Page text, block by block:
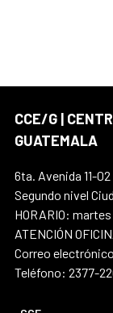
CCE/G |
GUATEMALA
6ta. Avenida 11-
Segundo nivel
HORARIO:
ATENCIÓN
Correo
Teléfono: 2377-